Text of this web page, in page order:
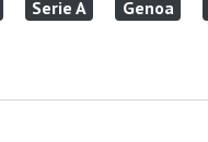
Serie A Genoa